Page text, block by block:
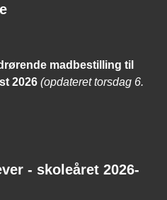
madbestilling til
2026 (opdateret torsdag 6.
- skoleåret 2026-